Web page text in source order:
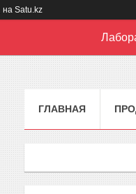
на Satu.kz
ГЛАВНАЯ